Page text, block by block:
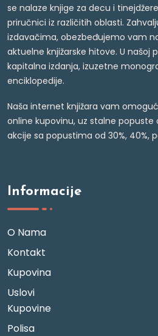
se nalaze knjige za decu i
priručnici iz različitih oblasti.
izdavačima, obezbeđujemo vam
aktuelne knjižarske hitove. U našoj
kapitalna izdanja, izuzetne
enciklopedije.
Naša internet knjižara vam
online kupovinu, uz stalne popuste
akcije sa popustima od 30%, 40%,
Informacije
O Nama
Kontakt
Kupovina
Uslovi
Kupovine
Polisa